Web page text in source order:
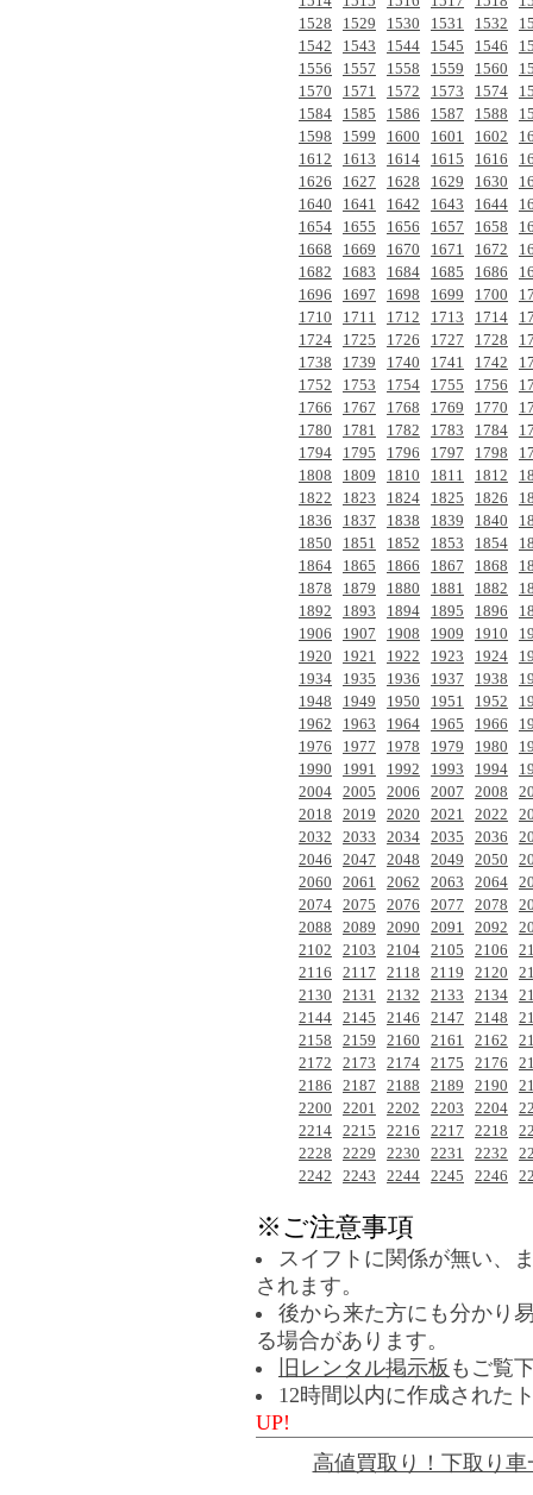
1528
1529 1530 1531 1532
1542
1543 1544 1545 1546
1556
1557 1558 1559 1560
1570
1571 1572 1573 1574
1584
1585 1586 1587 1588
1598
1599 1600 1601 1602
1612
1613 1614 1615 1616
1626
1627 1628 1629 1630
1640
1641 1642 1643 1644
1654
1655 1656 1657 1658
1668
1669 1670 1671 1672
1682
1683 1684 1685 1686
1696
1697 1698 1699 1700
1710
1711 1712 1713 1714
1724
1725 1726 1727 1728
1738
1739 1740 1741 1742
1752
1753 1754 1755 1756
1766
1767 1768 1769 1770
1780
1781 1782 1783 1784
1794
1795 1796 1797 1798
1808
1809 1810 1811 1812
1822
1823 1824 1825 1826
1836
1837 1838 1839 1840
1850
1851 1852 1853 1854
1864
1865 1866 1867 1868
1878
1879 1880 1881 1882
1892
1893 1894 1895 1896
1906
1907 1908 1909 1910
1920
1921 1922 1923 1924
1934
1935 1936 1937 1938
1948
1949 1950 1951 1952
1962
1963 1964 1965 1966
1976
1977 1978 1979 1980
1990
1991 1992 1993 1994
2004 2005 2006 2007 2008
2018
2019 2020 2021 2022
2032
2033 2034 2035 2036
2046
2047 2048 2049 2050
2060
2061 2062 2063 2064
2074 2075 2076 2077 2078
2088
2089 2090 2091 2092
2102
2103 2104 2105 2106
2116
2117 2118 2119 2120
2130
2131 2132 2133 2134
2144 2145 2146 2147 2148
2158
2159 2160 2161 2162
2172
2173 2174 2175 2176
2186
2187 2188 2189 2190
2200
2201 2202 2203 2204
2214 2215 2216 2217 2218
2228
2229 2230 2231 2232
2242
2243 2244 2245 2246
※ご注意事項
スイフトに関係が無い、
されます。
後から来た方にも分かり
る場合があります。
旧レンタル掲示板 もご覧
12時間以内に作成された
UP!
高値買取り！下取り車